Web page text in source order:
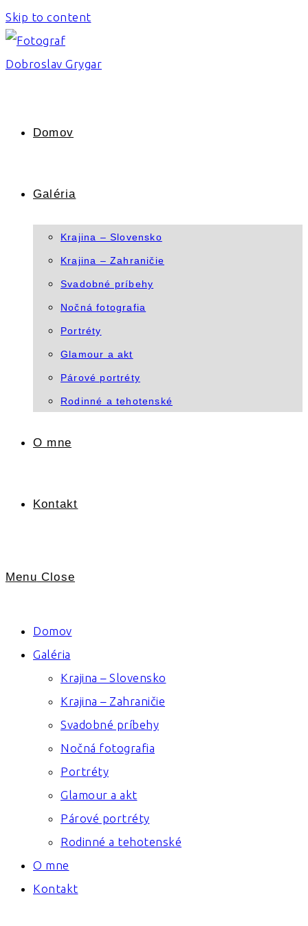
Skip to content
Domov
Galéria
Krajina – Slovensko
Krajina – Zahraničie
Svadobné príbehy
Nočná fotografia
Portréty
Glamour a akt
Párové portréty
Rodinné a tehotenské
O mne
Kontakt
Menu Close
Domov
Galéria
Krajina – Slovensko
Krajina – Zahraničie
Svadobné príbehy
Nočná fotografia
Portréty
Glamour a akt
Párové portréty
Rodinné a tehotenské
O mne
Kontakt